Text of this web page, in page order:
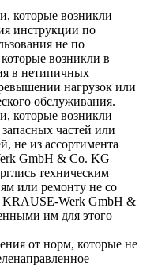
которые возникли
инструкции по
не по
возникли в
в нетипичных
нагрузок или
обслуживания.
которые возникли
частей или
не из ассортимента
GmbH & Со. KG
техническим
или ремонту не со
KRAUSE-Werk GmbH &
им для этого
от норм, которые не